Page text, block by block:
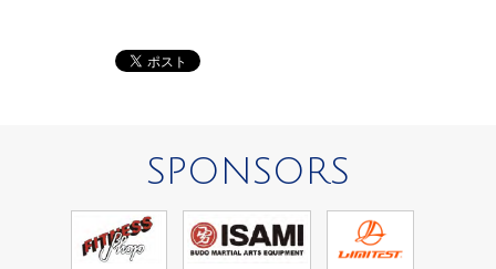
SPONSORS